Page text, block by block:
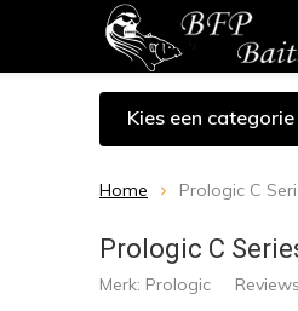
Kies een categorie
Home Prologic C
Prologic C
Merk: Prologic